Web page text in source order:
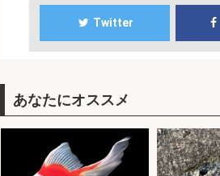
Twitter
あなたにオススメ